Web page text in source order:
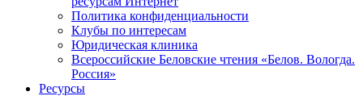
Политика конфиденциальности
Клубы по интересам
Юридическая клиника
Всероссийские Беловские чтения «Белов. Вологда.
Россия»
Ресурсы